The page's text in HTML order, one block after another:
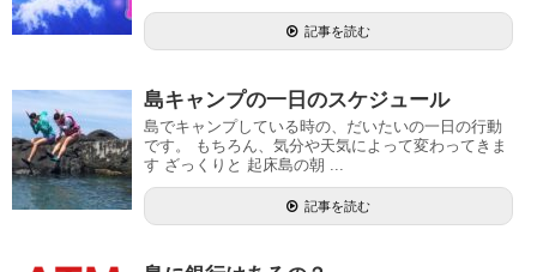
記事を読む
島キャンプの一日のスケジュール
島でキャンプしている時の、だいたいの一日の行動
です。 もちろん、気分や天気によって変わってきま
す ざっくりと 起床島の朝 ...
記事を読む